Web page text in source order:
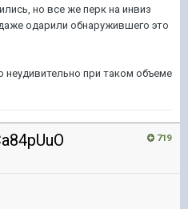
но все же перк на инвиз
одарили обнаружившего это
неудивительно при таком объеме
719